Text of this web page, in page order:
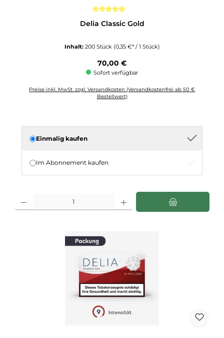
Delia Classic Gold
Inhalt: 200 Stück (0,35 €* / 1 Stück)
Regulärer Preis:
70,00 €
Sofort verfügbar
Preise inkl. MwSt. zzgl. Versandkosten (Versandkostenfrei ab 50 €
Bestellwert)
Einmalig kaufen
Im Abonnement kaufen